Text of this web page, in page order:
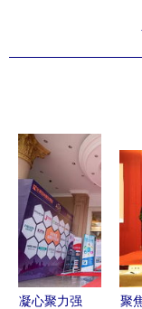
凝心聚力强
聚